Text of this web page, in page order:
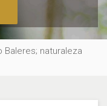
Baleres; naturaleza